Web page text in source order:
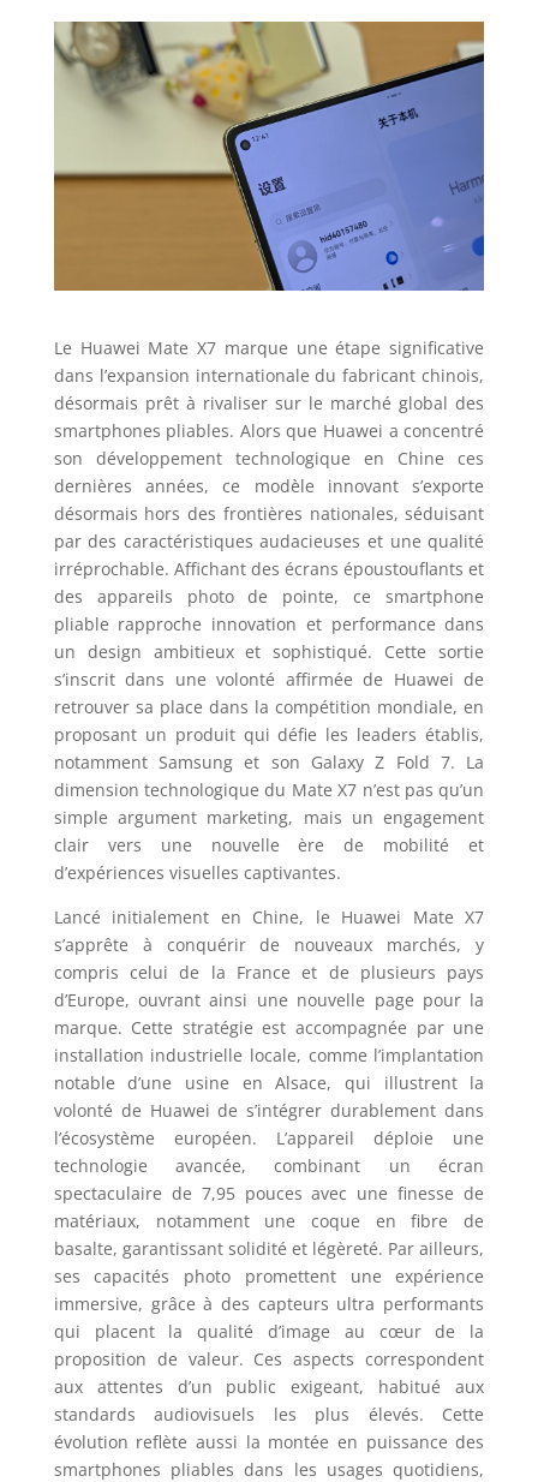
Le Huawei Mate X7 marque une étape significative
dans l’expansion internationale du fabricant chinois,
désormais prêt à rivaliser sur le marché global des
smartphones pliables. Alors que Huawei a concentré
son développement technologique en Chine ces
dernières années, ce modèle innovant s’exporte
désormais hors des frontières nationales, séduisant
par des caractéristiques audacieuses et une qualité
irréprochable. Affichant des écrans époustouflants et
des appareils photo de pointe, ce smartphone
pliable rapproche innovation et performance dans
un design ambitieux et sophistiqué. Cette sortie
s’inscrit dans une volonté affirmée de Huawei de
retrouver sa place dans la compétition mondiale, en
proposant un produit qui défie les leaders établis,
notamment Samsung et son Galaxy Z Fold 7. La
dimension technologique du Mate X7 n’est pas qu’un
simple argument marketing, mais un engagement
clair vers une nouvelle ère de mobilité et
d’expériences visuelles captivantes.
Lancé initialement en Chine, le Huawei Mate X7
s’apprête à conquérir de nouveaux marchés, y
compris celui de la France et de plusieurs pays
d’Europe, ouvrant ainsi une nouvelle page pour la
marque. Cette stratégie est accompagnée par une
installation industrielle locale, comme l’implantation
notable d’une usine en Alsace, qui illustrent la
volonté de Huawei de s’intégrer durablement dans
l’écosystème européen. L’appareil déploie une
technologie avancée, combinant un écran
spectaculaire de 7,95 pouces avec une finesse de
matériaux, notamment une coque en fibre de
basalte, garantissant solidité et légèreté. Par ailleurs,
ses capacités photo promettent une expérience
immersive, grâce à des capteurs ultra performants
qui placent la qualité d’image au cœur de la
proposition de valeur. Ces aspects correspondent
aux attentes d’un public exigeant, habitué aux
standards audiovisuels les plus élevés. Cette
évolution reflète aussi la montée en puissance des
smartphones pliables dans les usages quotidiens,